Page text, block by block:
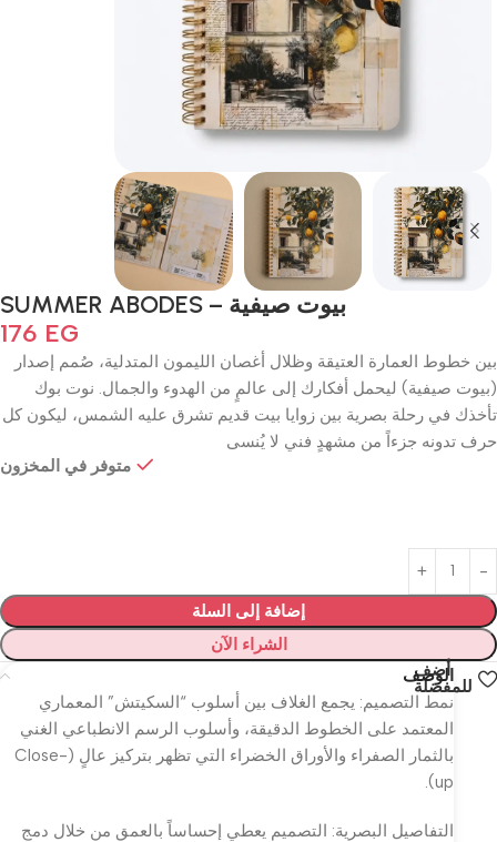
بيوت صيفية – SUMMER ABODES
176 EG
بين خطوط العمارة العتيقة وظلال أغصان الليمون المتدلية، صُمم إصدار
(بيوت صيفية) ليحمل أفكارك إلى عالمٍ من الهدوء والجمال. نوت بوك
تأخذك في رحلة بصرية بين زوايا بيت قديم تشرق عليه الشمس، ليكون كل
حرف تدونه جزءاً من مشهدٍ فني لا يُنسى
متوفر في المخزون
إضافة إلى السلة
الشراء الآن
أضف
للمفضلة
الوصف
نمط التصميم: يجمع الغلاف بين أسلوب “السكيتش” المعماري
المعتمد على الخطوط الدقيقة، وأسلوب الرسم الانطباعي الغني
بالثمار الصفراء والأوراق الخضراء التي تظهر بتركيز عالٍ (Close-
up).
التفاصيل البصرية: التصميم يعطي إحساساً بالعمق من خلال دمج